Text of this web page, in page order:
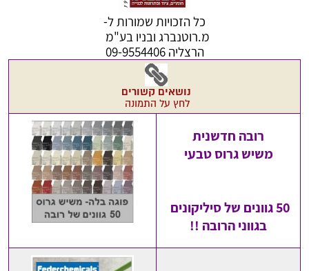
כל הזכויות שמורות ל-
מ.רוטנברג ובניו בע"מ
הרצליה 09-9554406
נושאים קשורים
לחץ על התמונה
רובה חדשנית
משיש גרוס טבעי
50 גוונים של סיליקונים
בגווני הרובה !!